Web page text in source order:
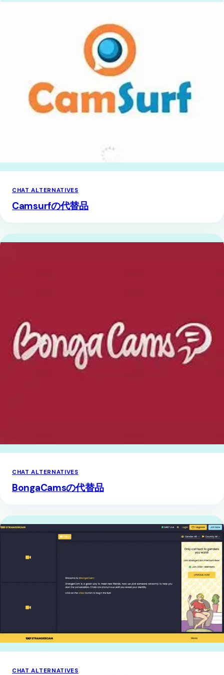
CHAT ALTERNATIVES
Camsurfの代替品
CHAT ALTERNATIVES
BongaCamsの代替品
CHAT ALTERNATIVES